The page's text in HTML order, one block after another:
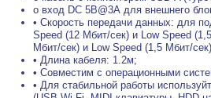
o вход DC 5В@3А для внешнего
• Скорость передачи данных: для
Speed (12 Мбит/сек) и Low Speed
Мбит/сек) и Low Speed (1,5 Мбит/сек)
• Длина кабеля: 1.2м;
• Совместим с операционными
• Для стабильной работы